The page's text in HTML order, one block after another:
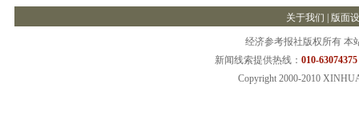
关于我们 版面
经济参考报社版权所有 本
新闻线索提供热线： 010-
Copyright 2000-2010